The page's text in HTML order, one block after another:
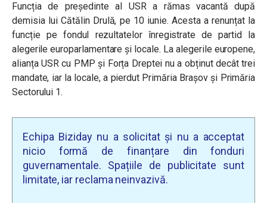
Funcția de președinte al USR a rămas vacantă după
demisia lui Cătălin Drulă, pe 10 iunie. Acesta a renunțat la
funcție pe fondul rezultatelor înregistrate de partid la
alegerile europarlamentare și locale. La alegerile europene,
alianța USR cu PMP și Forța Dreptei nu a obținut decât trei
mandate, iar la locale, a pierdut Primăria Brașov și Primăria
Sectorului 1.
Echipa Biziday nu a solicitat și nu a acceptat
nicio formă de finanțare din fonduri
guvernamentale. Spațiile de publicitate sunt
limitate, iar reclama neinvazivă.